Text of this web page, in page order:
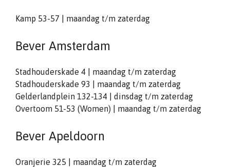
Kamp 53-57 | maandag t/m zaterdag
Bever Amsterdam
Stadhouderskade 4 | maandag t/m zaterdag
Stadhouderskade 93 | maandag t/m zaterdag
Gelderlandplein 132-134 | dinsdag t/m zaterdag
Overtoom 51-53 (Women) | maandag t/m zaterdag
Bever Apeldoorn
Oranjerie 325 | maandag t/m zaterdag